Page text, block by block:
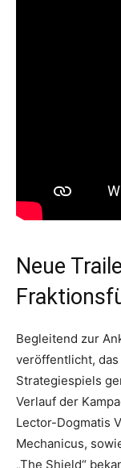
Neue
Begleitend zur
veröffentlicht,
Strategiespiels
Verlauf der
Lector-Dogmatis
Mechanicus,
„The Shield“